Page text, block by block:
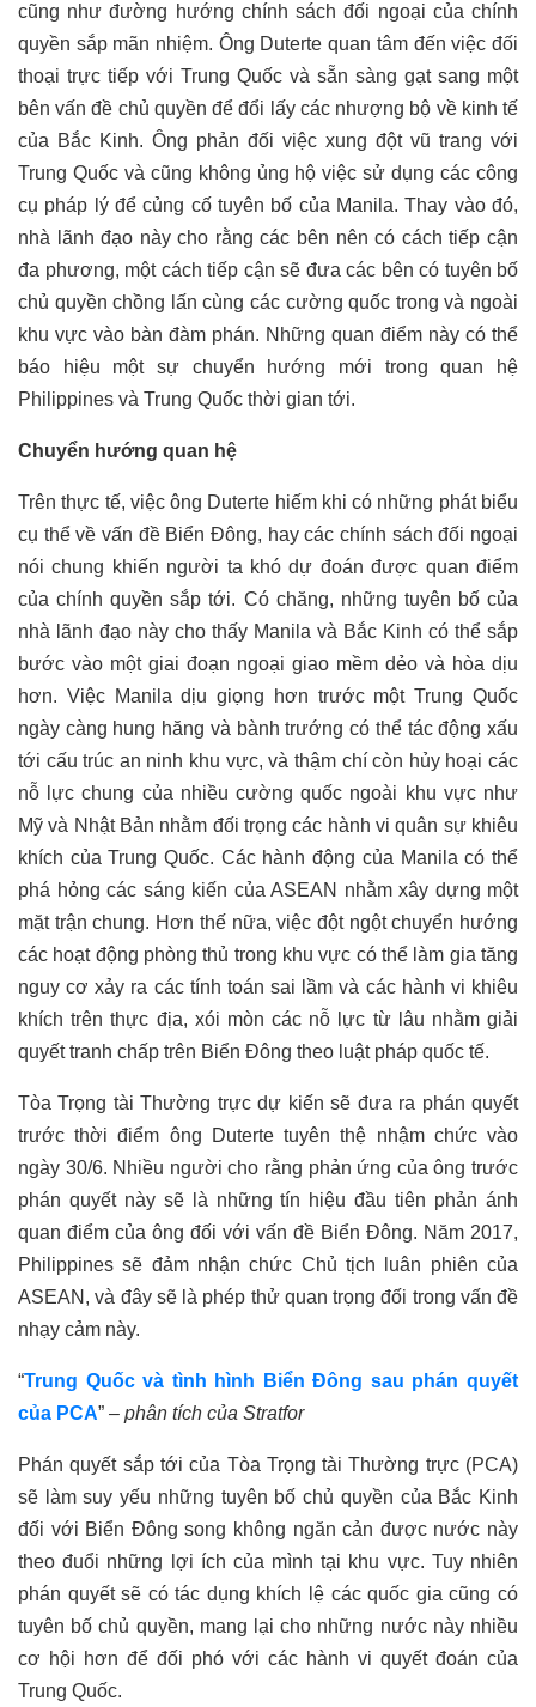
cũng như đường hướng chính sách đối ngoại của chính
quyền sắp mãn nhiệm. Ông Duterte quan tâm đến việc đối
thoại trực tiếp với Trung Quốc và sẵn sàng gạt sang một
bên vấn đề chủ quyền để đổi lấy các nhượng bộ về kinh tế
của Bắc Kinh. Ông phản đối việc xung đột vũ trang với
Trung Quốc và cũng không ủng hộ việc sử dụng các công
cụ pháp lý để củng cố tuyên bố của Manila. Thay vào đó,
nhà lãnh đạo này cho rằng các bên nên có cách tiếp cận
đa phương, một cách tiếp cận sẽ đưa các bên có tuyên bố
chủ quyền chồng lấn cùng các cường quốc trong và ngoài
khu vực vào bàn đàm phán. Những quan điểm này có thể
báo hiệu một sự chuyển hướng mới trong quan hệ
Philippines và Trung Quốc thời gian tới.
Chuyển hướng quan hệ
Trên thực tế, việc ông Duterte hiếm khi có những phát biểu
cụ thể về vấn đề Biển Đông, hay các chính sách đối ngoại
nói chung khiến người ta khó dự đoán được quan điểm
của chính quyền sắp tới. Có chăng, những tuyên bố của
nhà lãnh đạo này cho thấy Manila và Bắc Kinh có thể sắp
bước vào một giai đoạn ngoại giao mềm dẻo và hòa dịu
hơn. Việc Manila dịu giọng hơn trước một Trung Quốc
ngày càng hung hăng và bành trướng có thể tác động xấu
tới cấu trúc an ninh khu vực, và thậm chí còn hủy hoại các
nỗ lực chung của nhiều cường quốc ngoài khu vực như
Mỹ và Nhật Bản nhằm đối trọng các hành vi quân sự khiêu
khích của Trung Quốc. Các hành động của Manila có thể
phá hỏng các sáng kiến của ASEAN nhằm xây dựng một
mặt trận chung. Hơn thế nữa, việc đột ngột chuyển hướng
các hoạt động phòng thủ trong khu vực có thể làm gia tăng
nguy cơ xảy ra các tính toán sai lầm và các hành vi khiêu
khích trên thực địa, xói mòn các nỗ lực từ lâu nhằm giải
quyết tranh chấp trên Biển Đông theo luật pháp quốc tế.
Tòa Trọng tài Thường trực dự kiến sẽ đưa ra phán quyết
trước thời điểm ông Duterte tuyên thệ nhậm chức vào
ngày 30/6. Nhiều người cho rằng phản ứng của ông trước
phán quyết này sẽ là những tín hiệu đầu tiên phản ánh
quan điểm của ông đối với vấn đề Biển Đông. Năm 2017,
Philippines sẽ đảm nhận chức Chủ tịch luân phiên của
ASEAN, và đây sẽ là phép thử quan trọng đối trong vấn đề
nhạy cảm này.
“Trung Quốc và tình hình Biển Đông sau phán quyết
của PCA” – phân tích của Stratfor
Phán quyết sắp tới của Tòa Trọng tài Thường trực (PCA)
sẽ làm suy yếu những tuyên bố chủ quyền của Bắc Kinh
đối với Biển Đông song không ngăn cản được nước này
theo đuổi những lợi ích của mình tại khu vực. Tuy nhiên
phán quyết sẽ có tác dụng khích lệ các quốc gia cũng có
tuyên bố chủ quyền, mang lại cho những nước này nhiều
cơ hội hơn để đối phó với các hành vi quyết đoán của
Trung Quốc.